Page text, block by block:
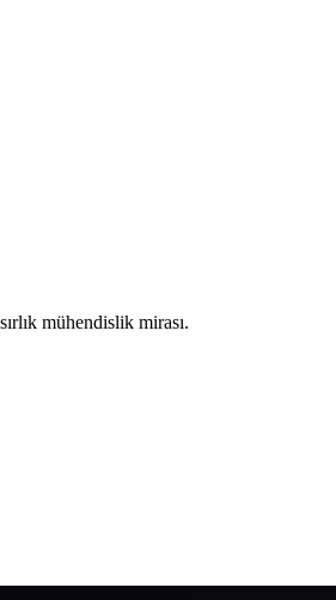
mühendislik mirası.